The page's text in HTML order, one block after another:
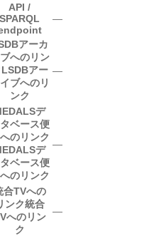
API /
SPARQL
―
アーカ
へのリン
LSDBアー
ブへのリ
ンク
―
デ
ベース便
のリンク
デ
ベース便
のリンク
―
合TVへの
ンク統合
へのリン
ク
―